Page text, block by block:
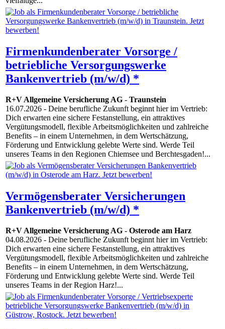
Firmenkundenberater Vorsorge /
betriebliche Versorgungswerke
Bankenvertrieb (m/w/d) *
R+V Allgemeine Versicherung AG - Traunstein
16.07.2026 - Deine berufliche Zukunft beginnt hier im Vertrieb:
Dich erwarten eine sichere Festanstellung, ein attraktives
Vergütungsmodell, flexible Arbeitsmöglichkeiten und zahlreiche
Benefits – in einem Unternehmen, in dem Wertschätzung,
Förderung und Entwicklung gelebte Werte sind. Werde Teil
unseres Teams in den Regionen Chiemsee und Berchtesgaden!...
Vermögensberater Versicherungen
Bankenvertrieb (m/w/d) *
R+V Allgemeine Versicherung AG - Osterode am Harz
04.08.2026 - Deine berufliche Zukunft beginnt hier im Vertrieb:
Dich erwarten eine sichere Festanstellung, ein attraktives
Vergütungsmodell, flexible Arbeitsmöglichkeiten und zahlreiche
Benefits – in einem Unternehmen, in dem Wertschätzung,
Förderung und Entwicklung gelebte Werte sind. Werde Teil
unseres Teams in der Region Harz!...